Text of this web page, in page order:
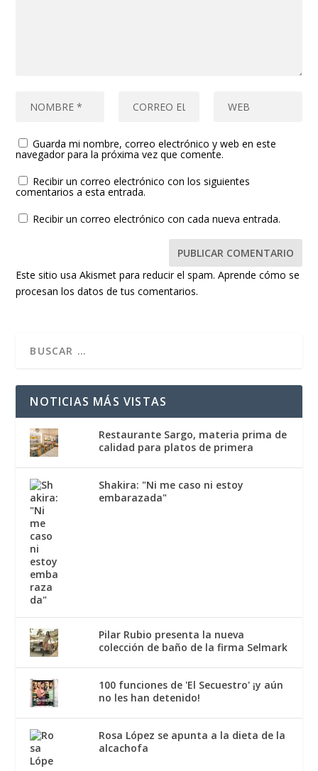
Guarda mi nombre, correo electrónico y web en este
navegador para la próxima vez que comente.
Recibir un correo electrónico con los siguientes
comentarios a esta entrada.
Recibir un correo electrónico con cada nueva entrada.
Este sitio usa Akismet para reducir el spam.Aprende cómo se
procesan los datos de tus comentarios.
NOTICIAS MÁS VISTAS
Restaurante Sargo, materia prima de
calidad para platos de primera
Shakira: "Ni me caso ni estoy
embarazada"
Pilar Rubio presenta la nueva
colección de baño de la firma Selmark
100 funciones de 'El Secuestro' ¡y aún
no les han detenido!
Rosa López se apunta a la dieta de la
alcachofa